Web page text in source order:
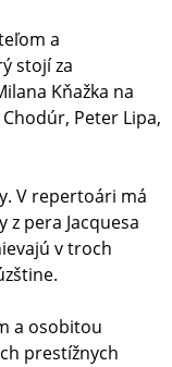
a
stojí za
Kňažka na
Peter Lipa,
V repertoári má
pera Jacquesa
v troch
a osobitou
prestížnych